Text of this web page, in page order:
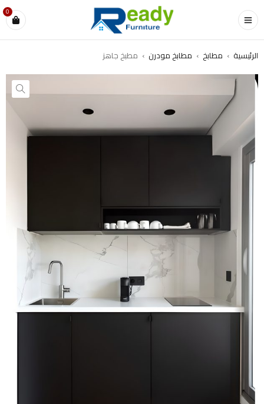
0
الرئيسية › مطابخ › مطابخ مودرن › مطبخ جاهز